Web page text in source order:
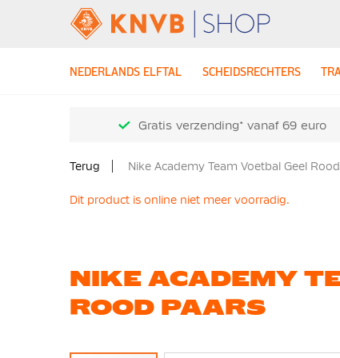
NEDERLANDS ELFTAL SCHEIDSRECHTERS
Gratis verzending* vanaf 69 euro
Terug Nike Academy Team Voetbal Geel
Dit product is online niet meer voorradig.
NIKE ACADEMY
ROOD PAARS